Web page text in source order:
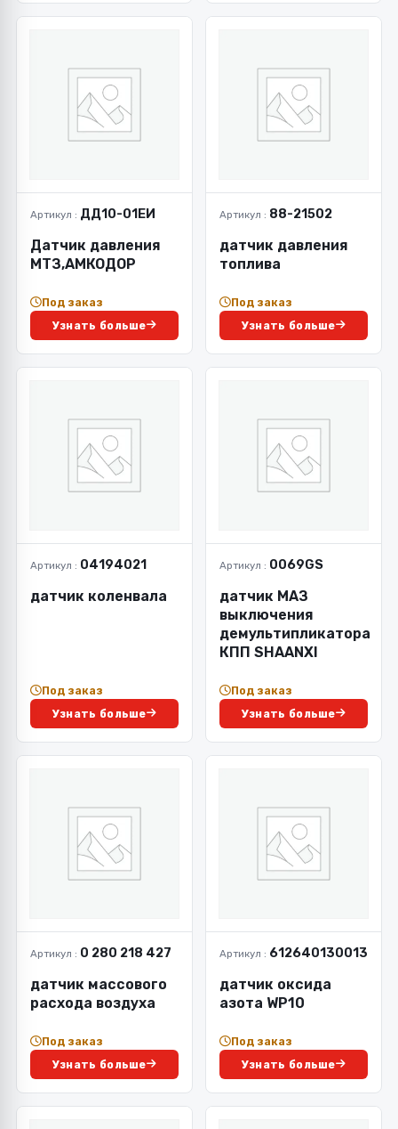
Артикул : ДД10-01ЕИ
Датчик давления
МТЗ,АМКОДОР
Под заказ
Узнать больше
Артикул : 88-21502
датчик давления
топлива
Под заказ
Узнать больше
Артикул : 04194021
датчик коленвала
Под заказ
Узнать больше
Артикул : 0069GS
датчик МАЗ
выключения
демультипликатора
КПП SHAANXI
Под заказ
Узнать больше
Артикул : 0 280 218 427
датчик массового
расхода воздуха
Под заказ
Узнать больше
Артикул : 612640130013
датчик оксида
азота WP10
Под заказ
Узнать больше